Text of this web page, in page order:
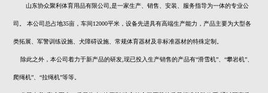
山东协众聚利体育用品有限公司,是一家生产、销售、安装、服务指导为一体的专业公
司。 本公司总占地35亩，车间12000平米，设备先进具有高端生产能力，产品主要为大型各
类拓展、军警训练设施、犬障碍设施、常规体育器材及非标准器材的特殊定制。
除此之外，本公司着力于新产品的研发,现已投入生产销售的产品有“滑雪机”、“攀岩机”、
爬绳机”、“拉绳机”等等。